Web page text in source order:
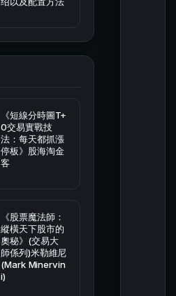
《短線分時圖T+
0交易實戰技
法：每天都抓漲
停板》股海淘金
客
《股票魔法師：
縱橫天下股市的
奧秘》(交易大
師係列)米勒維尼
(Mark Minervin
i)